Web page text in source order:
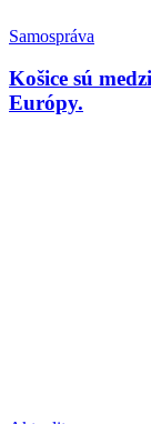
Samospráva
Košice sú
Európy.